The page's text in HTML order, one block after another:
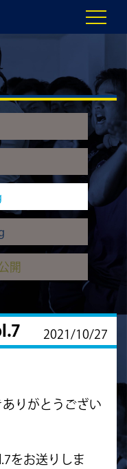
開
2021/10/27
りがとうござい
をお送りしま